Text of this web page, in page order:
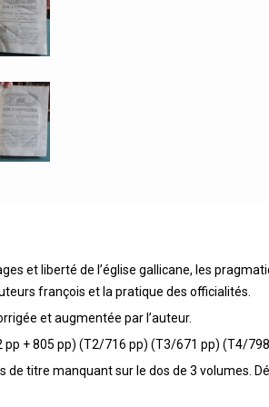
et liberté de l’église gallicane, les
françois et la pratique des officialités.
et augmentée par l’auteur.
+ 805 pp) (T2/716 pp) (T3/671 pp) (T4/
titre manquant sur le dos de 3 volumes.